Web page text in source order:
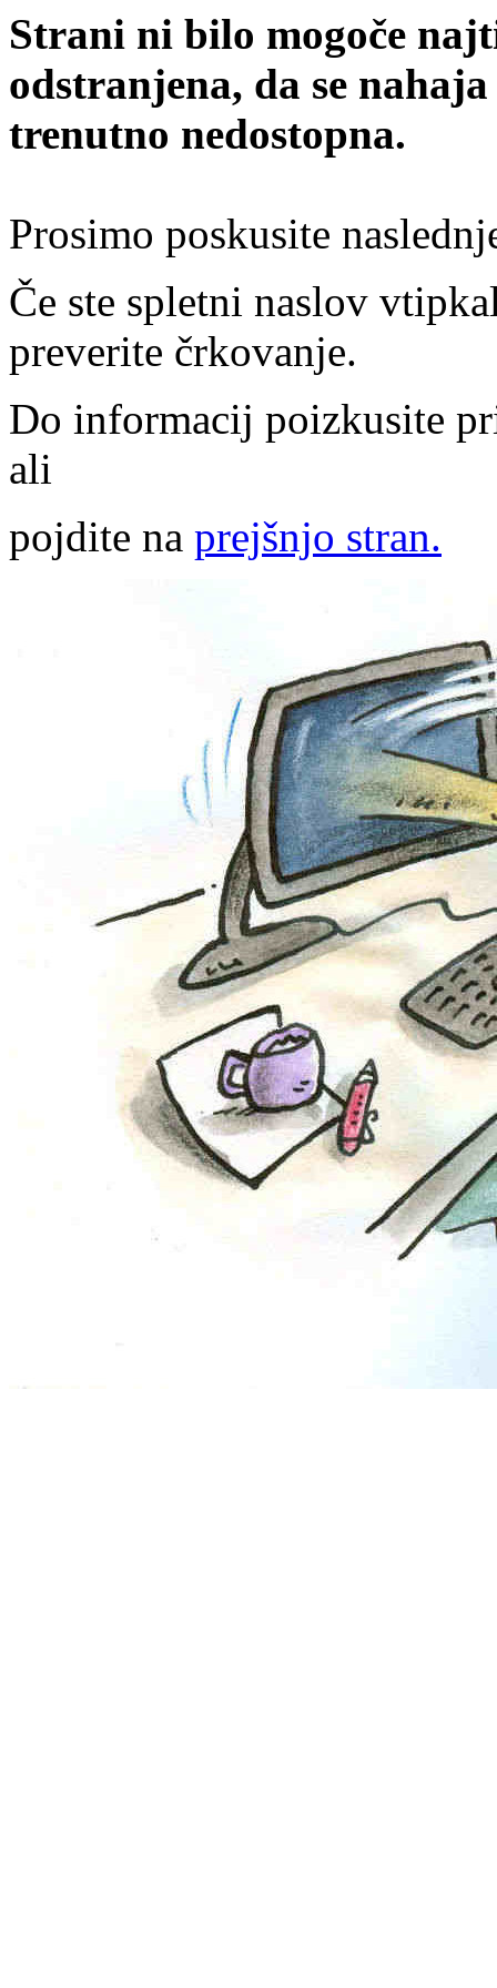
Strani ni bilo mogoče
odstranjena, da se
trenutno nedostopna.
Prosimo poskusite
Če ste spletni naslov
preverite črkovanje.
Do informacij poizkusite
ali
pojdite na prejšnjo stran.